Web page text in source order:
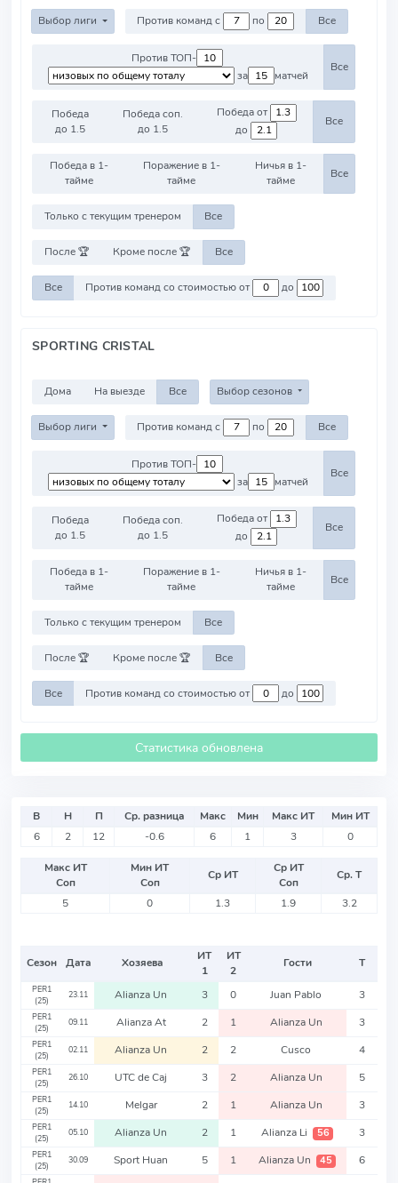
Выбор лиги Против команд с по Все
Против ТОП-
за
матчей
Все
Победа
до 1.5
Победа соп.
до 1.5
Победа от
до
Все
Победа в 1-
тайме
Поражение в 1-
тайме
Ничья в 1-
тайме
Все
Только с текущим тренером Все
После 🏆 Кроме после 🏆 Все
Все Против команд со стоимостью от до
SPORTING CRISTAL
Дома На выезде Все Выбор сезонов
Выбор лиги Против команд с по Все
Против ТОП-
за
матчей
Все
Победа
до 1.5
Победа соп.
до 1.5
Победа от
до
Все
Победа в 1-
тайме
Поражение в 1-
тайме
Ничья в 1-
тайме
Все
Только с текущим тренером Все
После 🏆 Кроме после 🏆 Все
Все Против команд со стоимостью от до
Статистика обновлена
В Н П Ср. разница Макс Мин Макс ИТ
Мин ИТ
6
2 12 -0.6 6 1 3 0
Макс ИТ
Соп
Мин ИТ
Соп
Ср ИТ
Ср ИТ
Соп
Ср. Т
5
0 1.3 1.9 3.2
Сезон Дата Хозяева
ИТ
1
ИТ
2
Гости Т
PER1
(25)
23.11 Alianza Un 3 0 Juan Pablo 3
PER1
(25)
09.11 Alianza At 2 1 Alianza Un 3
PER1
(25)
02.11 Alianza Un 2 2 Cusco 4
PER1
(25)
26.10 UTC de Caj 3 2 Alianza Un 5
PER1
(25)
14.10 Melgar 2 1 Alianza Un 3
PER1
(25)
05.10 Alianza Un 2 1 Alianza Li 56 3
PER1
(25)
30.09 Sport Huan 5 1 Alianza Un 45 6